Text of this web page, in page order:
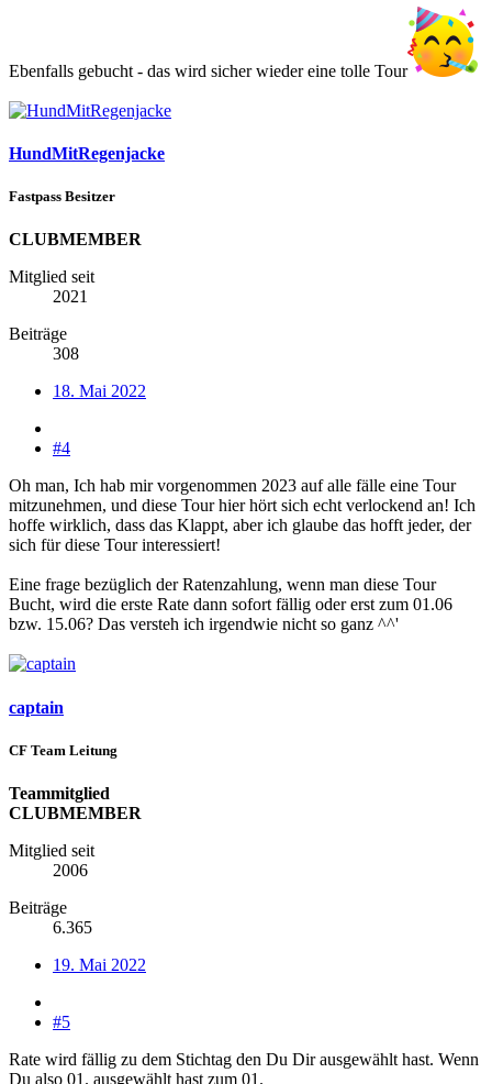
Ebenfalls gebucht - das wird sicher wieder eine tolle Tour
HundMitRegenjacke
Fastpass Besitzer
CLUBMEMBER
Mitglied seit
2021
Beiträge
308
18. Mai 2022
#4
Oh man, Ich hab mir vorgenommen 2023 auf alle fälle eine Tour
mitzunehmen, und diese Tour hier hört sich echt verlockend an! Ich
hoffe wirklich, dass das Klappt, aber ich glaube das hofft jeder, der
sich für diese Tour interessiert!
Eine frage bezüglich der Ratenzahlung, wenn man diese Tour
Bucht, wird die erste Rate dann sofort fällig oder erst zum 01.06
bzw. 15.06? Das versteh ich irgendwie nicht so ganz ^^'
captain
CF Team Leitung
Teammitglied
CLUBMEMBER
Mitglied seit
2006
Beiträge
6.365
19. Mai 2022
#5
Rate wird fällig zu dem Stichtag den Du Dir ausgewählt hast. Wenn
Du also 01. ausgewählt hast zum 01.